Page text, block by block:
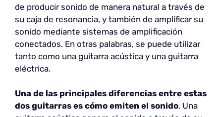
de producir sonido de manera natural a través de
su caja de resonancia, y también de amplificar su
sonido mediante sistemas de amplificación
conectados. En otras palabras, se puede utilizar
tanto como una guitarra acústica y una guitarra
eléctrica.
Una de las principales diferencias entre estas
dos guitarras es cómo emiten el sonido. Una